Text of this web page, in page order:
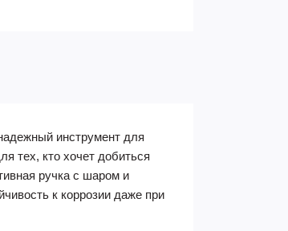
инструмент для
тех, кто хочет добиться
ручка с шаром и
к коррозии даже при